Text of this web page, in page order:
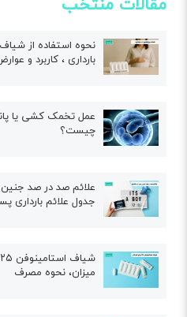
مقالات منتخب
نحوه استفاده از
بارداری ، کاربرد و
چیست؟
علائم صد در صد جنین
جدول علائم بارداری
میزان، نحوه مصرف